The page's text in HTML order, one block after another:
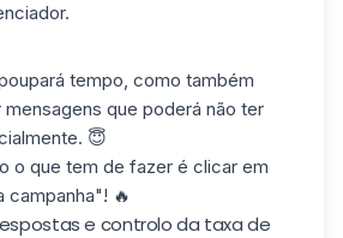
tempo, como também
que poderá não ter
😇
o que tem de fazer é clicar em
campanha"! 🔥
e controlo da taxa de